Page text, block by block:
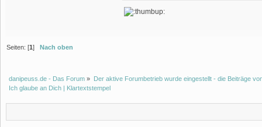
Seiten: [1] Nach oben
danipeuss.de - Das Forum » Der aktive Forumbetrieb wurde eingestellt - die Beiträge
Ich glaube an Dich | Klartextstempel